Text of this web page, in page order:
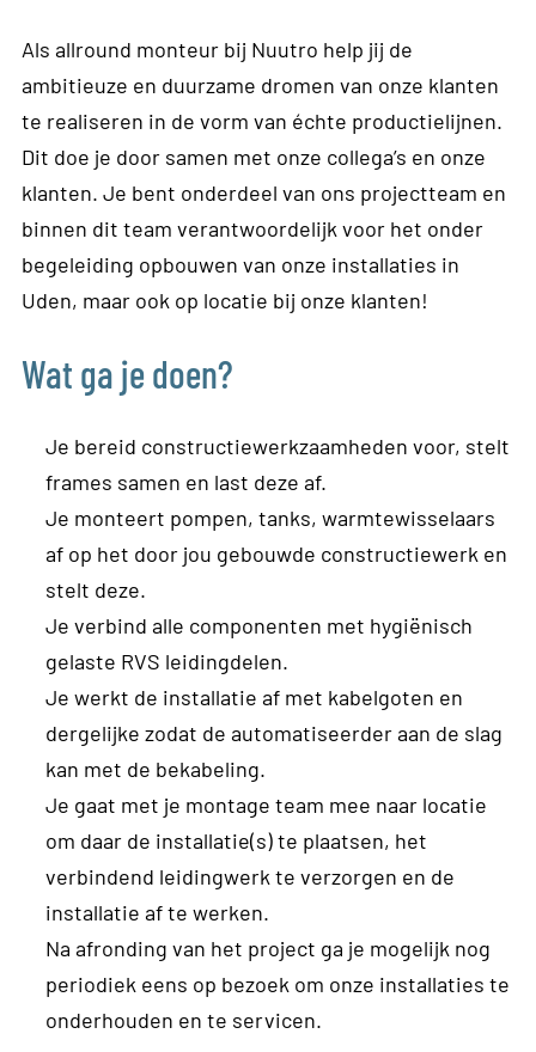
Als allround monteur bij Nuutro help jij de
ambitieuze en duurzame dromen van onze klanten
te realiseren in de vorm van échte productielijnen.
Dit doe je door samen met onze collega’s en onze
klanten. Je bent onderdeel van ons projectteam en
binnen dit team verantwoordelijk voor het onder
begeleiding opbouwen van onze installaties in
Uden, maar ook op locatie bij onze klanten!
Wat ga je doen?
Je bereid constructiewerkzaamheden voor, stelt
frames samen en last deze af.
Je monteert pompen, tanks, warmtewisselaars
af op het door jou gebouwde constructiewerk en
stelt deze.
Je verbind alle componenten met hygiënisch
gelaste RVS leidingdelen.
Je werkt de installatie af met kabelgoten en
dergelijke zodat de automatiseerder aan de slag
kan met de bekabeling.
Je gaat met je montage team mee naar locatie
om daar de installatie(s) te plaatsen, het
verbindend leidingwerk te verzorgen en de
installatie af te werken.
Na afronding van het project ga je mogelijk nog
periodiek eens op bezoek om onze installaties te
onderhouden en te servicen.